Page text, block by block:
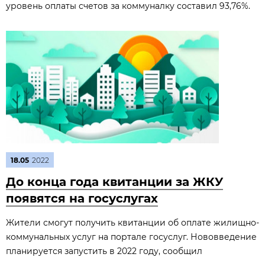
уровень оплаты счетов за коммуналку составил 93,76%.
18.05 2022
До конца года квитанции за ЖКУ
появятся на госуслугах
Жители смогут получить квитанции об оплате жилищно-
коммунальных услуг на портале госуслуг. Нововведение
планируется запустить в 2022 году, сообщил